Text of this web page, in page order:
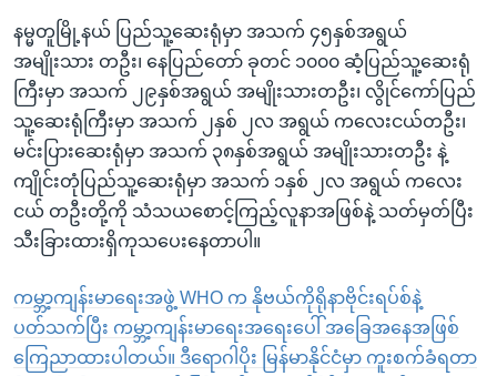
နမ္မတူမြို့နယ် ပြည်သူ့ဆေးရုံမှာ အသက် ၄၅နှစ်အရွယ်
အမျိုးသား တဦး၊ နေပြည်တော် ခုတင် ၁၀၀၀ ဆံ့ပြည်သူ့ဆေးရုံ
ကြီးမှာ အသက် ၂၉နှစ်အရွယ် အမျိုးသားတဦး၊ လွိုင်ကော်ပြည်
သူ့ဆေးရုံကြီးမှာ အသက် ၂နှစ် ၂လ အရွယ် ကလေးငယ်တဦး၊
မင်းပြားဆေးရုံမှာ အသက် ၃၈နှစ်အရွယ် အမျိုးသားတဦး နဲ့
ကျိုင်းတုံပြည်သူ့ဆေးရုံမှာ အသက် ၁နှစ် ၂လ အရွယ် ကလေး
ငယ် တဦးတို့ကို သံသယစောင့်ကြည့်လူနာအဖြစ်နဲ့ သတ်မှတ်ပြီး
သီးခြားထားရှိကုသပေးနေတာပါ။
ကမ္ဘာ့ကျန်းမာရေးအဖွဲ့ WHO က နိုဗယ်ကိုရိုနာဗိုင်းရပ်စ်နဲ့
ပတ်သက်ပြီး ကမ္ဘာ့ကျန်းမာရေးအရေးပေါ် အခြေအနေအဖြစ်
ကြေညာထားပါတယ်။ ဒီရောဂါပိုး မြန်မာနိုင်ငံမှာ ကူးစက်ခံရတာ